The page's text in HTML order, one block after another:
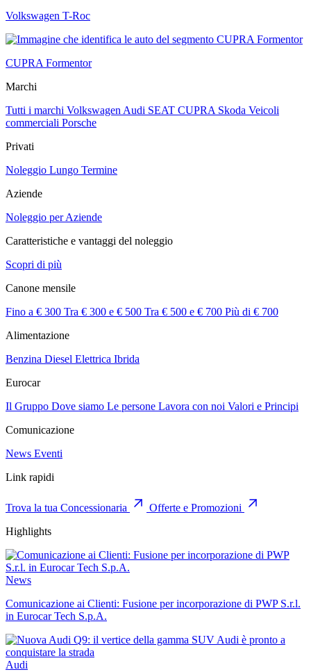
Volkswagen T-Roc
CUPRA Formentor
Marchi
Tutti i marchi Volkswagen Audi SEAT CUPRA Skoda Veicoli
commerciali Porsche
Privati
Noleggio Lungo Termine
Aziende
Noleggio per Aziende
Caratteristiche e vantaggi del noleggio
Scopri di più
Canone mensile
Fino a € 300 Tra € 300 e € 500 Tra € 500 e € 700 Più di € 700
Alimentazione
Benzina Diesel Elettrica Ibrida
Eurocar
Il Gruppo Dove siamo Le persone Lavora con noi Valori e Principi
Comunicazione
News Eventi
Link rapidi
Trova la tua Concessionaria
Offerte e Promozioni
Highlights
News
Comunicazione ai Clienti: Fusione per incorporazione di PWP S.r.l.
in Eurocar Tech S.p.A.
Audi